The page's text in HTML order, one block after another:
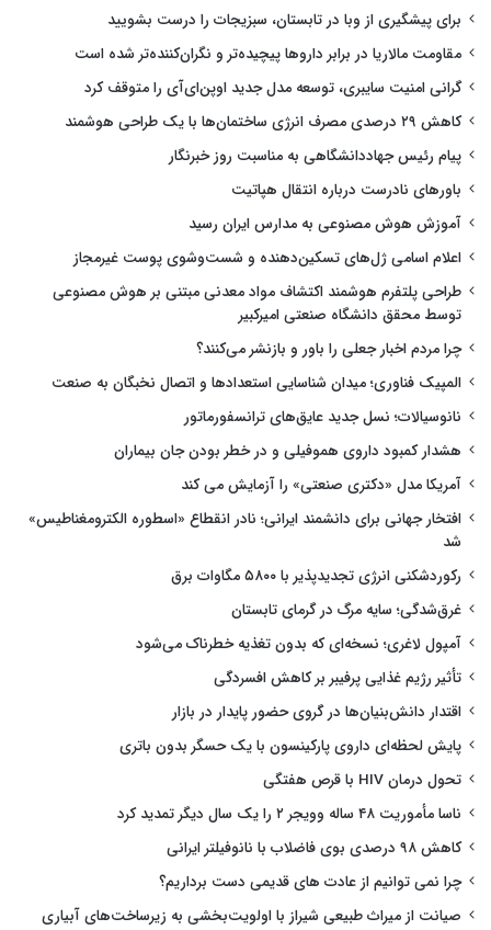
برای پیشگیری از وبا در تابستان، سبزیجات را درست بشویید
مقاومت مالاریا در برابر داروها پیچیده‌تر و نگران‌کننده‌تر شده است
گرانی امنیت سایبری، توسعه مدل جدید اوپن‌ای‌آی را متوقف کرد
کاهش ۲۹ درصدی مصرف انرژی ساختمان‌ها با یک طراحی هوشمند
پیام رئیس جهاددانشگاهی به مناسبت روز خبرنگار
باورهای نادرست درباره انتقال هپاتیت
آموزش هوش مصنوعی به مدارس ایران رسید
اعلام اسامی ژل‌های تسکین‌دهنده و شست‌وشوی پوست غیرمجاز
طراحی پلتفرم هوشمند اکتشاف مواد معدنی مبتنی بر هوش مصنوعی
توسط محقق دانشگاه صنعتی امیرکبیر
چرا مردم اخبار جعلی را باور و بازنشر می‌کنند؟
المپیک فناوری؛ میدان شناسایی استعدادها و اتصال نخبگان به صنعت
نانوسیالات؛ نسل جدید عایق‌های ترانسفورماتور
هشدار کمبود داروی هموفیلی و در خطر بودن جان بیماران
آمریکا مدل «دکتری صنعتی» را آزمایش می کند
افتخار جهانی برای دانشمند ایرانی؛ نادر انقطاع «اسطوره الکترومغناطیس»
شد
رکوردشکنی انرژی تجدیدپذیر با ۵۸۰۰ مگاوات برق
غرق‌شدگی؛ سایه مرگ در گرمای تابستان
آمپول لاغری؛ نسخه‌ای که بدون تغذیه خطرناک می‌شود
تأثیر رژیم غذایی پرفیبر بر کاهش افسردگی
اقتدار دانش‌بنیان‌ها در گروی حضور پایدار در بازار
پایش لحظه‌ای داروی پارکینسون با یک حسگر بدون باتری
تحول درمان HIV با قرص هفتگی
ناسا مأموریت ۴۸ ساله وویجر ۲ را یک سال دیگر تمدید کرد
کاهش ۹۸ درصدی بوی فاضلاب با نانوفیلتر ایرانی
چرا نمی توانیم از عادت های قدیمی دست برداریم؟
صیانت از میراث طبیعی شیراز با اولویت‌بخشی به زیرساخت‌های آبیاری